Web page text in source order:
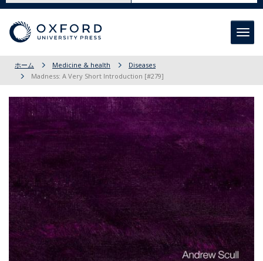
ホーム Medicine & health
Diseases
Madness: A Very Short Introduction [#279]